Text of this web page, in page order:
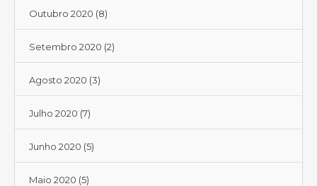
Outubro 2020 (8)
Setembro 2020 (2)
Agosto 2020 (3)
Julho 2020 (7)
Junho 2020 (5)
Maio 2020 (5)